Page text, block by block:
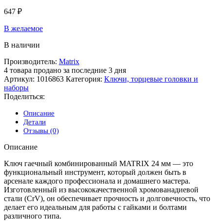
647 ₽
В желаемое
В наличии
Производитель: Matrix
4 товара продано за последние 3 дня
Артикул: 1016863 Категория: Ключи, торцевые головки и
наборы
Поделиться:
Описание
Детали
Отзывы (0)
Описание
Ключ гаечный комбинированный MATRIX 24 мм — это
функциональный инструмент, который должен быть в
арсенале каждого профессионала и домашнего мастера.
Изготовленный из высококачественной хромованадиевой
стали (CrV), он обеспечивает прочность и долговечность, что
делает его идеальным для работы с гайками и болтами
различного типа.